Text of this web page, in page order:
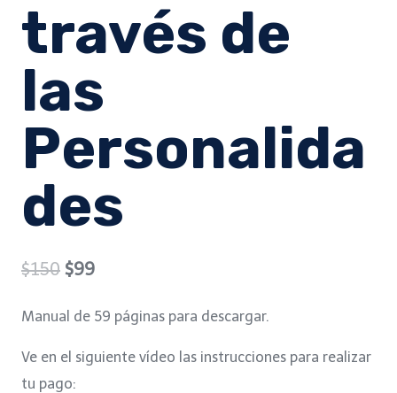
través de
las
Personalida
des
$150 Original
$150.
$99Current
$99.
Manual de 59 páginas para descargar.
Ve en el siguiente vídeo las instrucciones para realizar
tu pago: